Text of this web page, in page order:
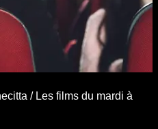
/ Les films du mardi à